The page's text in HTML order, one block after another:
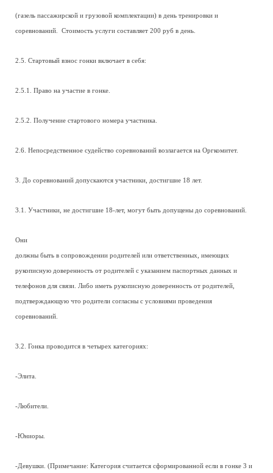
(газель пассажирской и грузовой комплектации) в день тренировки и
соревнований. Стоимость услуги составляет 200 руб в день.
2.5. Стартовый взнос гонки включает в себя:
2.5.1. Право на участие в гонке.
2.5.2. Получение стартового номера участника.
2.6. Непосредственное судейство соревнований возлагается на Оргкомитет.
3. До соревнований допускаются участники, достигшие 18 лет.
3.1. Участники, не достигшие 18-лет, могут быть допущены до соревнований.
Они
должны быть в сопровождении родителей или ответственных, имеющих
рукописную доверенность от родителей с указанием паспортных данных и
телефонов для связи. Либо иметь рукописную доверенность от родителей,
подтверждающую что родители согласны с условиями проведения
соревнований.
3.2. Гонка проводится в четырех категориях:
-Элита.
-Любители.
-Юниоры.
-Девушки. (Примечание: Категория считается сформированной если в гонке 3 и